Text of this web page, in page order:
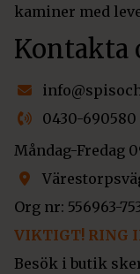
kaminer med
Kontakta
0430-690580
Måndag-Fredag
Org nr: 556963-
VIKTIGT! RING
Besök i butik